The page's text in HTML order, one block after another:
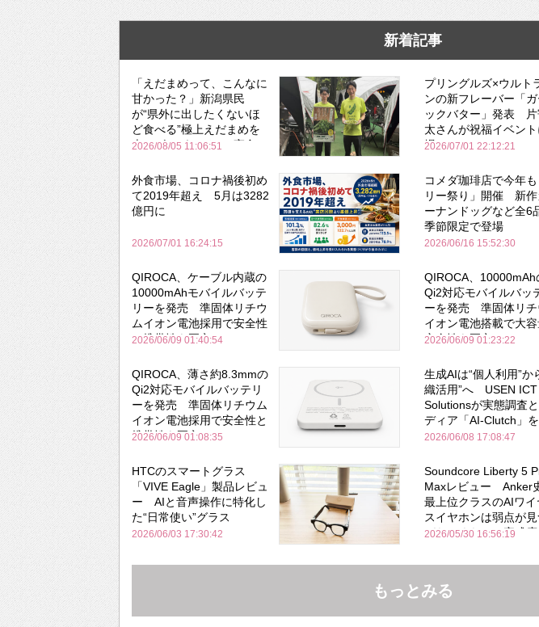
新着記事
「えだまめって、こんなに
甘かった？」新潟県民
が“県外に出したくないほ
ど食べる”極上えだまめを
森のビアガーデンで実食
2026/08/05 11:06:51
プリングルズ×ウルト
ンの新フレーバー「ガ
ックバター」発表 片
太さんが祝福イベン
場
2026/07/01 22:12:21
外食市場、コロナ禍後初め
て2019年超え 5月は3282
億円に
2026/07/01 16:24:15
コメダ珈琲店で今年も
リー祭り」開催 新作
ーナンドッグなど全6
季節限定で登場
2026/06/16 15:52:30
QIROCA、ケーブル内蔵の
10000mAhモバイルバッテ
リーを発売 準固体リチウ
ムイオン電池採用で安全性
と携帯性を両立
2026/06/09 01:40:54
QIROCA、10000mAh
Qi2対応モバイルバッ
ーを発売 準固体リチ
イオン電池搭載で大容
安全性を両立
2026/06/09 01:23:22
QIROCA、薄さ約8.3mmの
Qi2対応モバイルバッテリ
ーを発売 準固体リチウム
イオン電池採用で安全性と
携帯性を両立
2026/06/09 01:08:35
生成AIは“個人利用”か
織活用”へ USEN ICT
Solutionsが実態調査
ディア「AI-Clutch」
2026/06/08 17:08:47
HTCのスマートグラス
「VIVE Eagle」製品レビュ
ー AIと音声操作に特化し
た“日常使い”グラス
2026/06/03 17:30:42
Soundcore Liberty 5
Maxレビュー Anker
最上位クラスのAIワイ
スイヤホンは弱点が
づらいくらいの完成度
Bose並み
2026/05/30 16:56:19
もっとみる